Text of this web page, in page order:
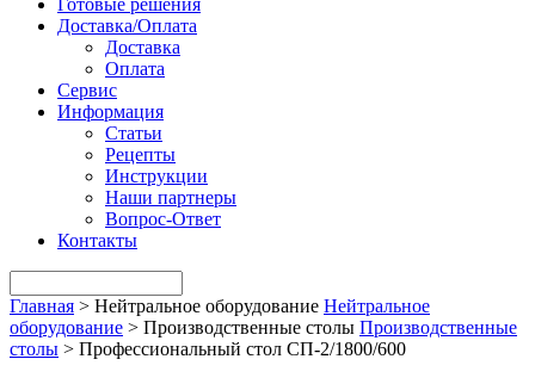
Готовые решения
Доставка/Оплата
Доставка
Оплата
Сервис
Информация
Статьи
Рецепты
Инструкции
Наши партнеры
Вопрос-Ответ
Контакты
Главная > Нейтральное оборудование Нейтральное
оборудование > Производственные столы Производственные
столы > Профессиональный стол СП-2/1800/600